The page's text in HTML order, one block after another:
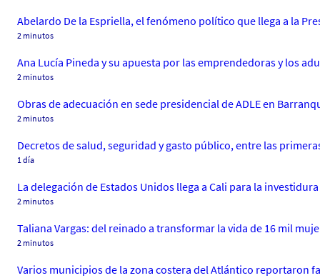
Abelardo De la Espriella, el fenómeno político que llega a la
2 minutos
Ana Lucía Pineda y su apuesta por las emprendedoras y los
2 minutos
Obras de adecuación en sede presidencial de ADLE en
2 minutos
Decretos de salud, seguridad y gasto público, entre las
1 día
La delegación de Estados Unidos llega a Cali para la
2 minutos
Taliana Vargas: del reinado a transformar la vida de 16 mil
2 minutos
Varios municipios de la zona costera del Atlántico reportaron